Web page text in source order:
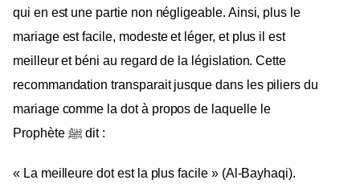
qui en est une partie non négligeable. Ainsi, plus le
mariage est facile, modeste et léger, et plus il est
meilleur et béni au regard de la législation. Cette
recommandation transparait jusque dans les piliers du
mariage comme la dot à propos de laquelle le
Prophète ﷺ dit :
« La meilleure dot est la plus facile » (Al-Bayhaqi).